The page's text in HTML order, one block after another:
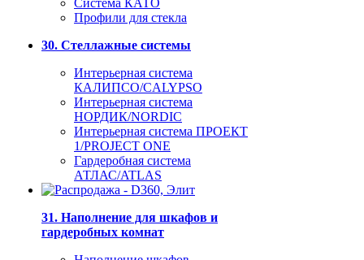
Система КАТО
Профили для стекла
30. Стеллажные системы
Интерьерная система
КАЛИПСО/CALYPSO
Интерьерная система
НОРДИК/NORDIC
Интерьерная система ПРОЕКТ
1/PROJECT ONE
Гардеробная система
АТЛАС/ATLAS
31. Наполнение для шкафов и
гардеробных комнат